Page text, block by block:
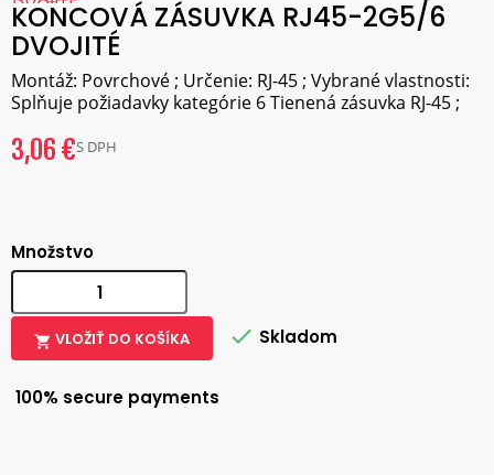
KONCOVÁ ZÁSUVKA RJ45-2G5/6
DVOJITÉ
Montáž: Povrchové ; Určenie: RJ-45 ; Vybrané vlastnosti:
Splňuje požiadavky kategórie 6 Tienená zásuvka RJ-45 ;
3,06 €S DPH
Množstvo
 VLOŽIŤ DO KOŠÍKA  Skladom
100% secure payments